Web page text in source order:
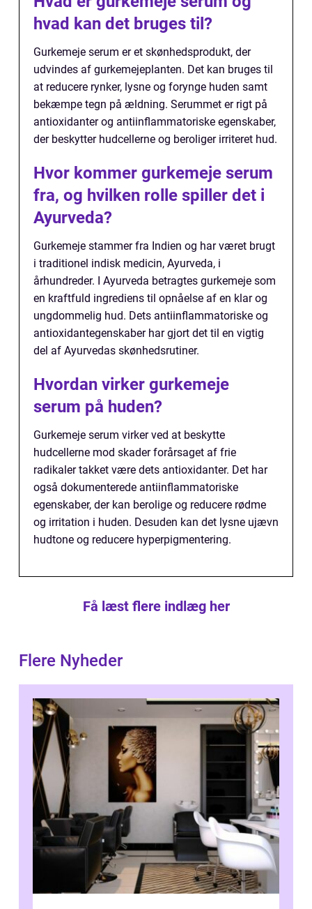
hvad kan det bruges til?
Gurkemeje serum er et skønhedsprodukt, der
udvindes af gurkemejeplanten. Det kan bruges til
at reducere rynker, lysne og forynge huden samt
bekæmpe tegn på ældning. Serummet er rigt på
antioxidanter og antiinflammatoriske egenskaber,
der beskytter hudcellerne og beroliger irriteret hud.
Hvor kommer gurkemeje serum
fra, og hvilken rolle spiller det i
Ayurveda?
Gurkemeje stammer fra Indien og har været brugt
i traditionel indisk medicin, Ayurveda, i
århundreder. I Ayurveda betragtes gurkemeje som
en kraftfuld ingrediens til opnåelse af en klar og
ungdommelig hud. Dets antiinflammatoriske og
antioxidantegenskaber har gjort det til en vigtig
del af Ayurvedas skønhedsrutiner.
Hvordan virker gurkemeje
serum på huden?
Gurkemeje serum virker ved at beskytte
hudcellerne mod skader forårsaget af frie
radikaler takket være dets antioxidanter. Det har
også dokumenterede antiinflammatoriske
egenskaber, der kan berolige og reducere rødme
og irritation i huden. Desuden kan det lysne ujævn
hudtone og reducere hyperpigmentering.
Få læst flere indlæg her
Flere Nyheder